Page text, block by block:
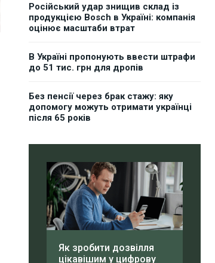
Російський удар знищив склад із
продукцією Bosch в Україні: компанія
оцінює масштаби втрат
В Україні пропонують ввести штрафи
до 51 тис. грн для дропів
Без пенсії через брак стажу: яку
допомогу можуть отримати українці
після 65 років
Як зробити дозвілля
цікавішим у цифрову